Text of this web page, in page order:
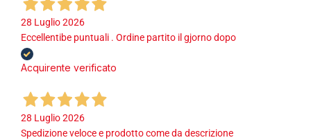
28 Luglio 2026
Eccellentibe puntuali . Ordine partito il gjorno dopo
Acquirente verificato
28 Luglio 2026
Spedizione veloce e prodotto come da descrizione